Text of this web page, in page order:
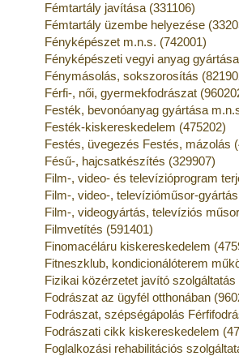
Fémtartály javítása (331106)
Fémtartály üzembe helyezése
Fényképészet m.n.s. (742001)
Fényképészeti vegyi anyag
Fénymásolás, sokszorosítás
Férfi-, női, gyermekfodrászat
Festék, bevonóanyag gyártása
Festék-kiskereskedelem (475202)
Festés, üvegezés Festés, mázolás
Fésű-, hajcsatkészítés (329907)
Film-, video- és televízióprogram
Film-, video-, televízióműsor-
Film-, videogyártás, televíziós
Filmvetítés (591401)
Finomacéláru kiskereskedelem
Fitneszklub, kondicionálóterem
Fizikai közérzetet javító szolgáltatás
Fodrászat az ügyfél otthonában
Fodrászat, szépségápolás
Fodrászati cikk kiskereskedelem
Foglalkozási rehabilitációs